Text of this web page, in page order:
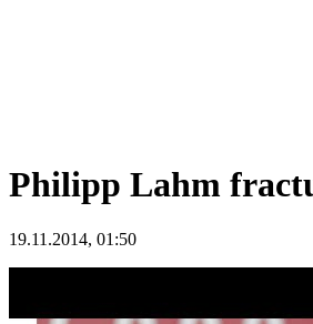
Philipp Lahm
19.11.2014, 01:50